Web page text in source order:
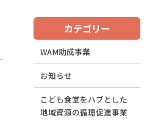
カテゴリー
WAM助成事業
お知らせ
こども食堂をハブとした
地域資源の循環促進事業